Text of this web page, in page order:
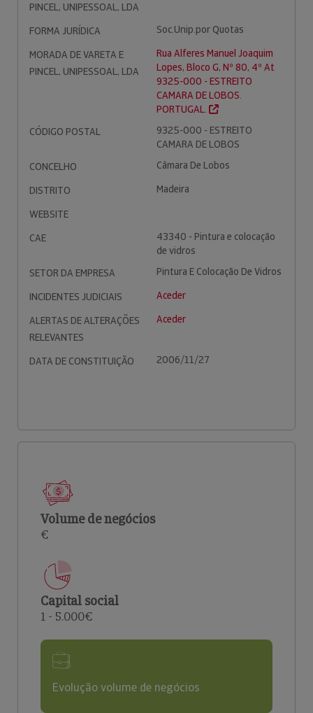
PINCEL, UNIPESSOAL, LDA
FORMA JURÍDICA
Soc.Unip.por Quotas
MORADA DE VARETA E
PINCEL, UNIPESSOAL, LDA
Rua Alferes Manuel Joaquim
Lopes, Bloco G, Nº 80, 4º At
9325-000 - ESTREITO
CAMARA DE LOBOS.
PORTUGAL.
CÓDIGO POSTAL
9325-000 - ESTREITO
CAMARA DE LOBOS
CONCELHO
Câmara De Lobos
DISTRITO
Madeira
WEBSITE
CAE
43340 - Pintura e colocação
de vidros
SETOR DA EMPRESA
Pintura E Colocação De Vidros
INCIDENTES JUDICIAIS
Aceder
ALERTAS DE ALTERAÇÕES
RELEVANTES
Aceder
DATA DE CONSTITUIÇÃO 2006/11/27
Volume de negócios
€
Capital social
1 - 5.000€
Evolução volume de negócios